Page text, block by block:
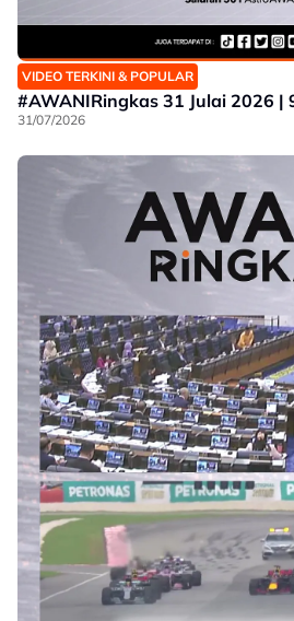
VIDEO TERKINI & POPULAR
#AWANIRingkas 31 Julai 2026 |
31/07/2026